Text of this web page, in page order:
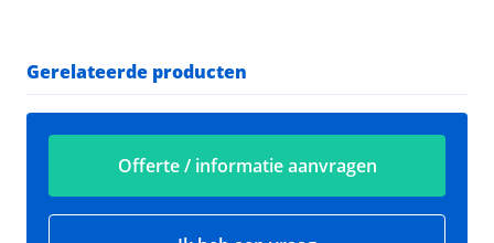
Gerelateerde producten
Offerte / informatie aanvragen